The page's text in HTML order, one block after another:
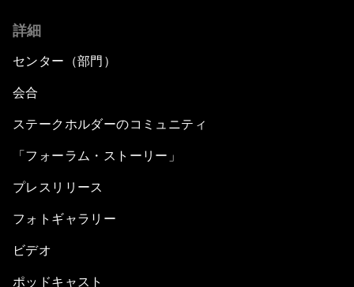
詳細
センター（部門）
会合
ステークホルダーのコミュニティ
「フォーラム・ストーリー」
プレスリリース
フォトギャラリー
ビデオ
ポッドキャスト